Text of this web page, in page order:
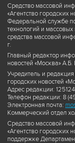
Средство массовой
«Агентство городских
Федеральной службе
технологий и
средства массовой
г.
Главный редактор
новостей «Москва»
Учредитель и
городских новостей
Адрес редакции:
Телефон редакции: 8
Электронная почта:
Коммерческий отдел
Средство массовой
«Агентство городских
поддержке